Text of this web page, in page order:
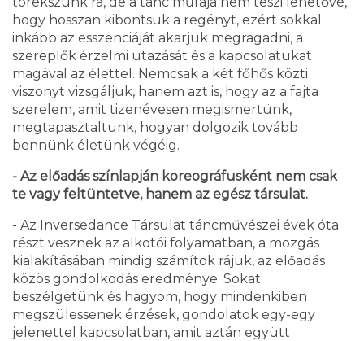
hogy hosszan kibontsuk a regényt, ezért sokkal
inkább az esszenciáját akarjuk megragadni, a
szereplők érzelmi utazását és a kapcsolatukat
magával az élettel. Nemcsak a két főhős közti
viszonyt vizsgáljuk, hanem azt is, hogy az a fajta
szerelem, amit tizenévesen megismertünk,
megtapasztaltunk, hogyan dolgozik tovább
bennünk életünk végéig.
- Az előadás színlapján koreográfusként nem csak
te vagy feltüntetve, hanem az egész társulat.
- Az Inversedance Társulat táncművészei évek óta
részt vesznek az alkotói folyamatban, a mozgás
kialakításában mindig számítok rájuk, az előadás
közös gondolkodás eredménye. Sokat
beszélgetünk és hagyom, hogy mindenkiben
megszülessenek érzések, gondolatok egy-egy
jelenettel kapcsolatban, amit aztán együtt